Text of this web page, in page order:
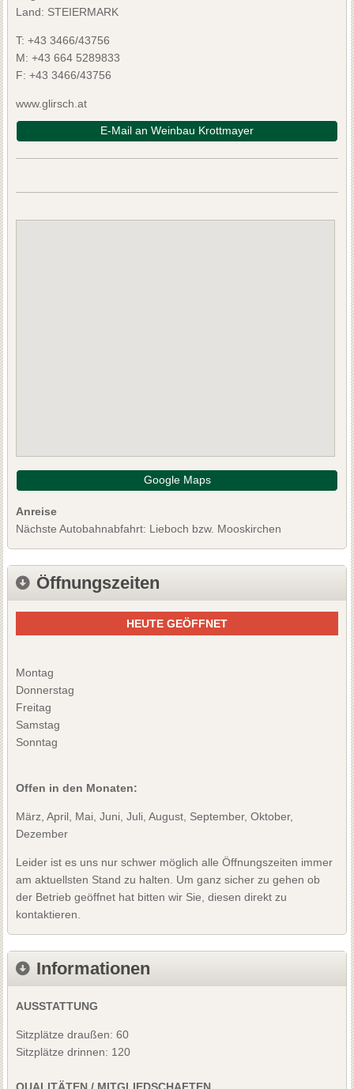
Land: STEIERMARK
T: +43 3466/43756
M: +43 664 5289833
F: +43 3466/43756
www.glirsch.at
E-Mail an Weinbau Krottmayer
Google Maps
Anreise
Nächste Autobahnabfahrt: Lieboch bzw. Mooskirchen
Öffnungszeiten
HEUTE GEÖFFNET
Montag
Donnerstag
Freitag
Samstag
Sonntag
Offen in den Monaten:
März, April, Mai, Juni, Juli, August, September, Oktober,
Dezember
Leider ist es uns nur schwer möglich alle Öffnungszeiten immer
am aktuellsten Stand zu halten. Um ganz sicher zu gehen ob
der Betrieb geöffnet hat bitten wir Sie, diesen direkt zu
kontaktieren.
Informationen
AUSSTATTUNG
Sitzplätze draußen: 60
Sitzplätze drinnen: 120